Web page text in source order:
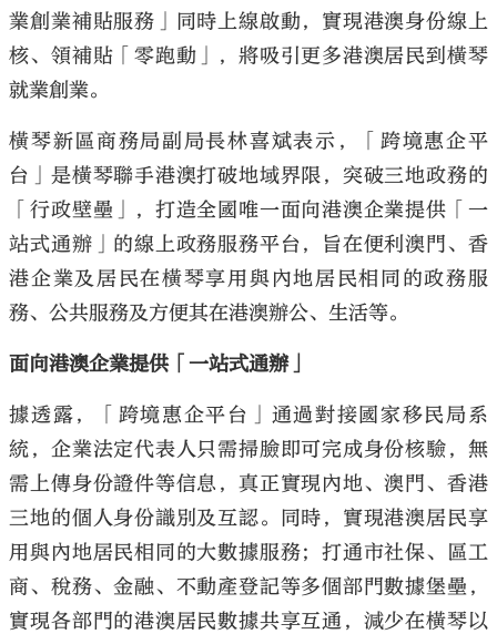
業創業補貼服務」同時上線啟動，實現港澳身份線上
核、領補貼「零跑動」，將吸引更多港澳居民到橫琴
就業創業。
橫琴新區商務局副局長林喜斌表示，「跨境惠企平
台」是橫琴聯手港澳打破地域界限，突破三地政務的
「行政壁壘」，打造全國唯一面向港澳企業提供「一
站式通辦」的線上政務服務平台，旨在便利澳門、香
港企業及居民在橫琴享用與內地居民相同的政務服
務、公共服務及方便其在港澳辦公、生活等。
面向港澳企業提供「一站式通辦」
據透露，「跨境惠企平台」通過對接國家移民局系
統，企業法定代表人只需掃臉即可完成身份核驗，無
需上傳身份證件等信息，真正實現內地、澳門、香港
三地的個人身份識別及互認。同時，實現港澳居民享
用與內地居民相同的大數據服務；打通市社保、區工
商、稅務、金融、不動產登記等多個部門數據堡壘，
實現各部門的港澳居民數據共享互通，減少在橫琴以